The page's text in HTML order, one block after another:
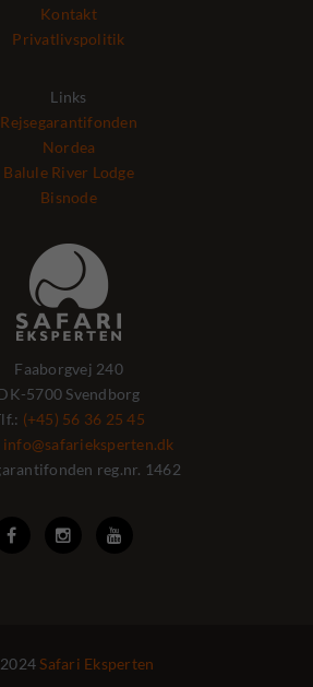
Kontakt
Privatlivspolitik
Links
Rejsegarantifonden
Nordea
Balule River Lodge
Bisnode
Faaborgvej 240
5700 Svendborg
(+45) 56 36 25 45
info@safarieksperten.dk
reg.nr. 1462
  
2024Safari Eksperten